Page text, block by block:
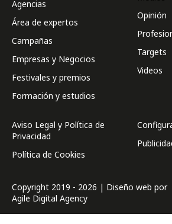
Agencias
Área de expertos
Campañas
Empresas y Negocios
Festivales y premios
Formación y estudios
Opinión
Targets
Videos
Aviso Legal y Política de
Privacidad
Política de Cookies
Copyright 2019 - 2026 | Diseño web por
Agile Digital Agency